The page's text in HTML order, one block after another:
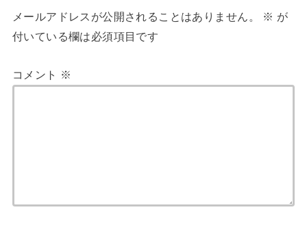
メールアドレスが公開されることはありません。 ※ が
付いている欄は必須項目です
コメント ※